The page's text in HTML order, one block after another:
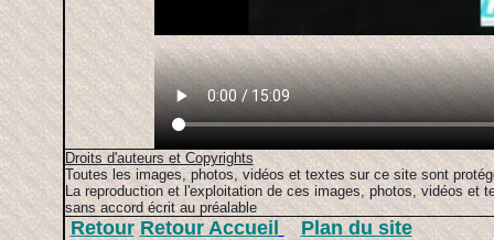
Droits d'auteurs et Copyrights
Toutes les images, photos, vidéos et textes sur ce site sont
La reproduction et l'exploitation de ces images, photos, vidéos et
sans accord écrit au préalable
Retour Retour Accueil Plan du site